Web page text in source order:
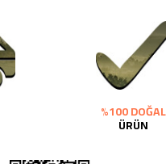
%100 DOĞAL
ÜRÜN